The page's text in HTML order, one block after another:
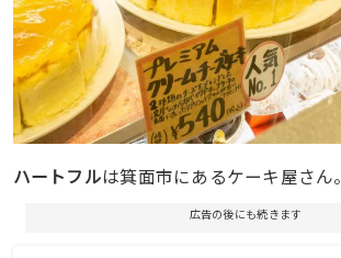
ハートフルは箕面市にあるケーキ屋さん。
広告の後にも続きます